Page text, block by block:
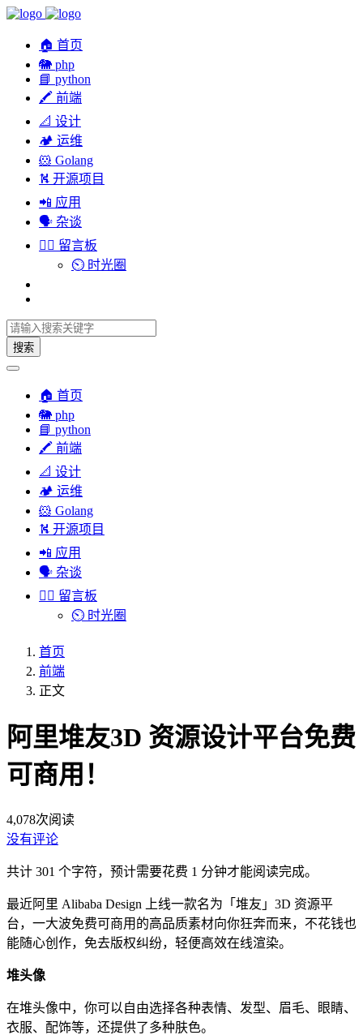
🏠 首页
🐘 php
📘 python
🖍 前端
📐 设计
🏕︎ 运维
🐹 Golang
⛕ 开源项目
📲 应用
🗣︎ 杂谈
✍🏻 留言板
⏲️ 时光圈
搜索
🏠 首页
🐘 php
📘 python
🖍 前端
📐 设计
🏕︎ 运维
🐹 Golang
⛕ 开源项目
📲 应用
🗣︎ 杂谈
✍🏻 留言板
⏲️ 时光圈
首页
前端
正文
阿里堆友3D 资源设计平台免费
可商用！
4,078次阅读
没有评论
共计 301 个字符，预计需要花费 1 分钟才能阅读完成。
最近阿里 Alibaba Design 上线一款名为「堆友」3D 资源平
台，一大波免费可商用的高品质素材向你狂奔而来，不花钱也
能随心创作，免去版权纠纷，轻便高效在线渲染。
堆头像
在堆头像中，你可以自由选择各种表情、发型、眉毛、眼睛、
衣服、配饰等，还提供了多种肤色。